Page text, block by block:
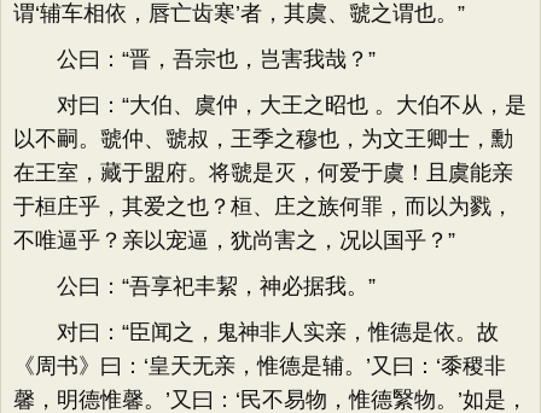
谓‘辅车相依，唇亡齿寒’者，其虞、虢之谓也。”
公曰：“晋，吾宗也，岂害我哉？”
对曰：“大伯、虞仲，大王之昭也 。大伯不从，是
以不嗣。虢仲、虢叔，王季之穆也，为文王卿士，勳
在王室，藏于盟府。将虢是灭，何爱于虞！且虞能亲
于桓庄乎，其爱之也？桓、庄之族何罪，而以为戮，
不唯逼乎？亲以宠逼，犹尚害之，况以国乎？”
公曰：“吾享祀丰絜，神必据我。”
对曰：“臣闻之，鬼神非人实亲，惟德是依。故
《周书》曰：‘皇天无亲，惟德是辅。’又曰：‘黍稷非
馨，明德惟馨。’又曰：‘民不易物，惟德繄物。’如是，